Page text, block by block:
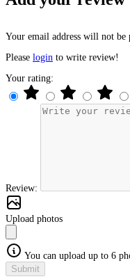
Your email address will not
Please login to write review!
Your rating:
Review:
Upload photos
You can upload up to 6
Submit